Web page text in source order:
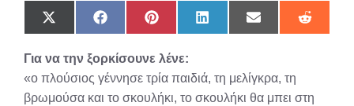
Share
on
(Twitter)
Share
on
Share
on
Share
on
Share
on
Share
on
Για να την ξορκίσουνε λένε:
«ο πλούσιος γέννησε τρία παιδιά, τη μελίγκρα, τη
βρωμούσα και το σκουλήκι, το σκουλήκι θα μπει στη